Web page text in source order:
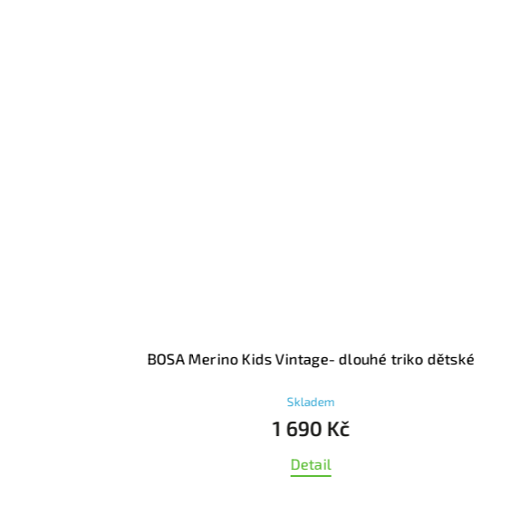
BOSA Merino Kids Vintage- dlouhé triko dětské
Skladem
1 690 Kč
Detail